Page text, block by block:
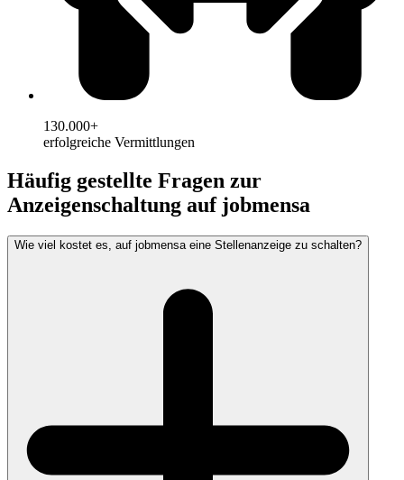
130.000+
erfolgreiche Vermittlungen
Häufig gestellte Fragen zur
Anzeigenschaltung auf jobmensa
Wie viel kostet es, auf jobmensa eine Stellenanzeige zu schalten?